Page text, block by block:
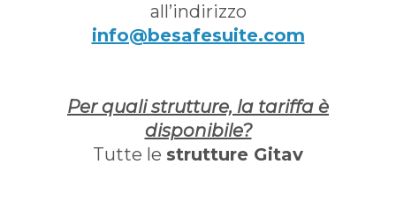
all’indirizzo
info@besafesuite.com
Per quali strutture, la tariffa è
disponibile?
Tutte le strutture Gitav